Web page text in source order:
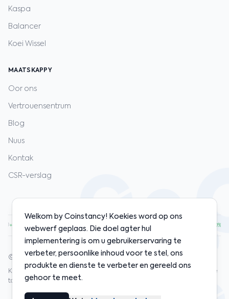
Kaspa
Balancer
Koei Wissel
MAATSKAPPY
Oor ons
Vertrouensentrum
Blog
Nuus
Kontak
CSR-verslag
+1.20% $1,920.00 +0.80% · SOL$128.00 +2.10% +0.50%
© 2020-2026 Coinstancy. Alle regte voorbehou.
Kripto-bate-beleggings hou risiko's in. Verlede prestasie waarborg nie
toekomstige resultate nie.
Welkom by Coinstancy! Koekies word op ons
webwerf geplaas. Die doel agter hul
implementering is om u gebruikerservaring te
verbeter, persoonlike inhoud voor te stel, ons
produkte en dienste te verbeter en gereeld ons
gehoor te meet.